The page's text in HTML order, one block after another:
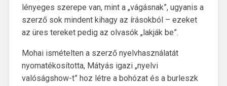
lényeges szerepe van, mint a „vágásnak”, ugyanis a
szerző sok mindent kihagy az írásokból – ezeket
az üres tereket pedig az olvasók „lakják be”.
Mohai ismételten a szerző nyelvhasználatát
nyomatékosította, Mátyás igazi „nyelvi
valóságshow-t” hoz létre a bohózat és a burleszk